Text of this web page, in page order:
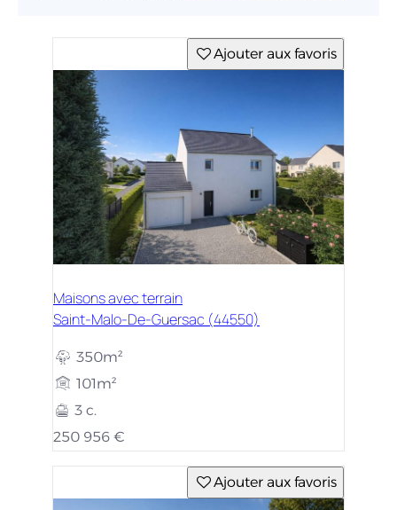
Ajouter aux favoris
Maisons avec terrain
Saint-Malo-De-Guersac (44550)
350m²
101m²
3 c.
250 956 €
Ajouter aux favoris